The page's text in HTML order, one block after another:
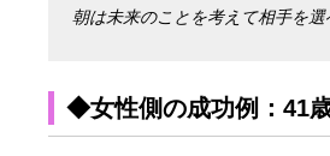
朝は未来のことを考えて相手を選
◆女性側の成功例：41